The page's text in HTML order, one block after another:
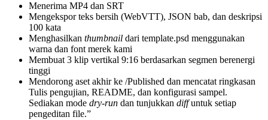
Menerima MP4 dan SRT
Mengekspor teks bersih (WebVTT), JSON bab, dan deskripsi
100 kata
Menghasilkan thumbnail dari template.psd menggunakan
warna dan font merek kami
Membuat 3 klip vertikal 9:16 berdasarkan segmen berenergi
tinggi
Mendorong aset akhir ke /Published dan mencatat ringkasan
Tulis pengujian, README, dan konfigurasi sampel.
Sediakan mode dry-run dan tunjukkan diffuntuk setiap
pengeditan file.”